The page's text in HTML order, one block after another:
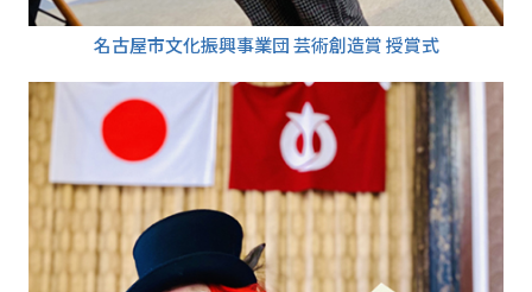
名古屋市文化振興事業団 芸術創造賞 授賞式